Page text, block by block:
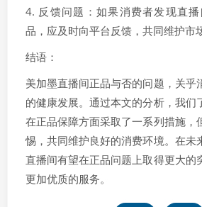
4. 反馈问题：如果消费者发现直
品，应及时向平台反馈，共同维护市
结语：
美加墨直播间正品与否的问题，关乎
的健康发展。通过本文的分析，我们
在正品保障方面采取了一系列措施，
惕，共同维护良好的消费环境。在未
直播间有望在正品问题上取得更大的
更加优质的服务。